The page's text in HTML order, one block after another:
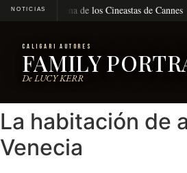
NOTICIAS
Quincena de los Cineastas de Cannes
CALIGARI AUTORES
FAMILY
De LUCY KERR
La habitación de
Venecia